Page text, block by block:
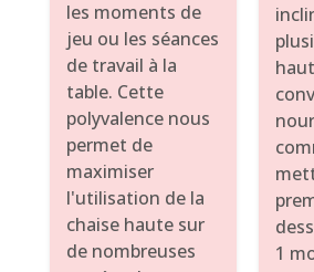
les moments de
jeu ou les séances
de travail à la
table. Cette
polyvalence nous
permet de
maximiser
l'utilisation de la
chaise haute sur
de nombreuses
1